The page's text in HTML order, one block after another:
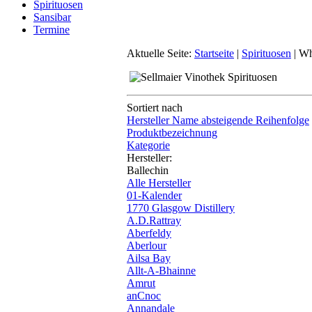
Spirituosen
Sansibar
Termine
Aktuelle Seite: Startseite | Spirituosen |
Sortiert nach
Hersteller Name absteigende Reihenfolge
Produktbezeichnung
Kategorie
Hersteller:
Ballechin
Alle Hersteller
01-Kalender
1770 Glasgow Distillery
A.D.Rattray
Aberfeldy
Aberlour
Ailsa Bay
Allt-A-Bhainne
Amrut
anCnoc
Annandale